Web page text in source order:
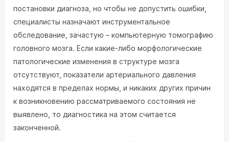
постановки диагноза, но чтобы не допустить ошибки,
специалисты назначают инструментальное
обследование, зачастую – компьютерную томографию
головного мозга. Если какие-либо морфологические
патологические изменения в структуре мозга
отсутствуют, показатели артериального давления
находятся в пределах нормы, и никаких других причин
к возникновению рассматриваемого состояния не
выявлено, то диагностика на этом считается
законченной.